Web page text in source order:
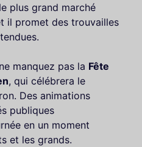
plus grand marché
il promet des trouvailles
manquez pas la Fête
, qui célébrera le
Des animations
publiques
en un moment
et les grands.